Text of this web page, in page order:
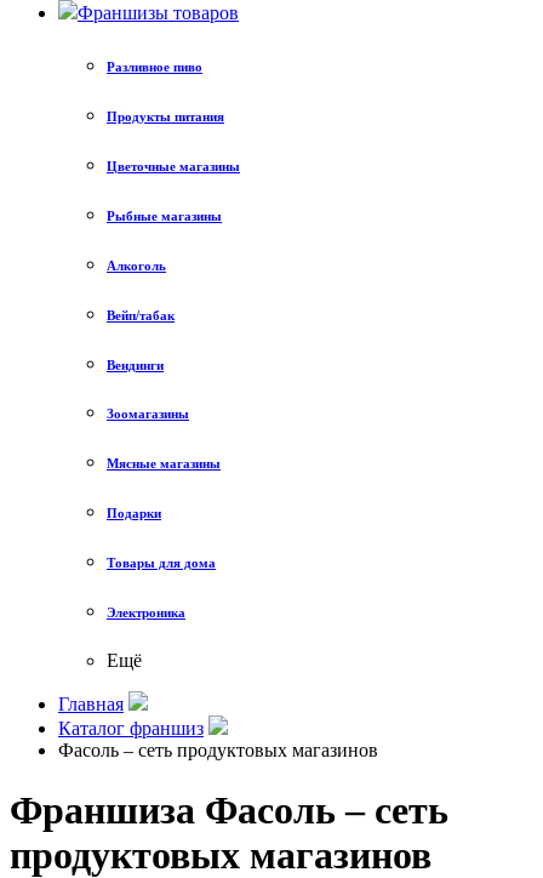
Франшизы товаров
Разливное пиво
Продукты питания
Цветочные магазины
Рыбные магазины
Алкоголь
Вейп/табак
Вендинги
Зоомагазины
Мясные магазины
Подарки
Товары для дома
Электроника
Ещё
Главная
Каталог франшиз
Фасоль – сеть продуктовых магазинов
Франшиза Фасоль – сеть
продуктовых магазинов